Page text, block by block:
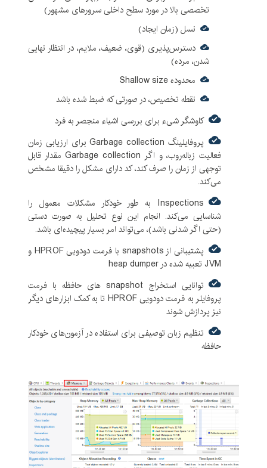
تخصصی بالا در مورد سطح داخلی سرورهای مشهور)
نسل (زمان ایجاد)
دسترس‌پذیری (قوی، ضعیف، ملایم، در انتظار نهایی
شدن، مرده)
محدوده Shallow size
نقطه تخصیص، در صورتی که ضبط شده باشد
کاوشگر شیء برای بررسی اشیاء منجصر به فرد
پروفایلینگ Garbage collection برای ارزیابی زمان
فعالیت زباله‌روب، و اگر Garbage collection مقدار قابل
توجهی از زمان را صرف کند، کد دارای مشکل را دقیقا مشخص
می‌کند.
Inspections به طور خودکار مشکلات معمول را
شناسایی می‌کند. انجام این نوع تحلیل به صورت دستی
(حتی اگر شدنی باشد)، می‌تواند امر بسیار پیچیده‌ای باشد.
پشتیبانی از snapshots با فرمت دودویی HPROF و
JVM تعبیه شده در heap dumper
توانایی استخراج snapshot های حافظه با فرمت
پروفایلر به فرمت دودویی HPROF تا به کمک ابزارهای دیگر
نیز پردازش شوند
تنظیم زبان توصیفی برای استفاده در آزمون‌های خودکار
حافظه